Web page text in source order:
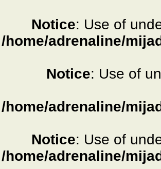
Notice: Use of
/home/adrenaline/
Notice: Use of
/home/adrenaline/
Notice: Use of
/home/adrenaline/